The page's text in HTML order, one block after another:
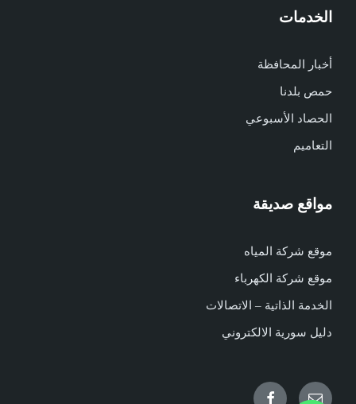
الخدمات
أخبار المحافظة
حمص بلدنا
الحصاد الأسبوعي
التعاميم
مواقع صديقة
موقع شركة المياه
موقع شركة الكهرباء
الخدمة الذاتية – الاتصالات
دليل سورية الالكتروني
Email
Facebook